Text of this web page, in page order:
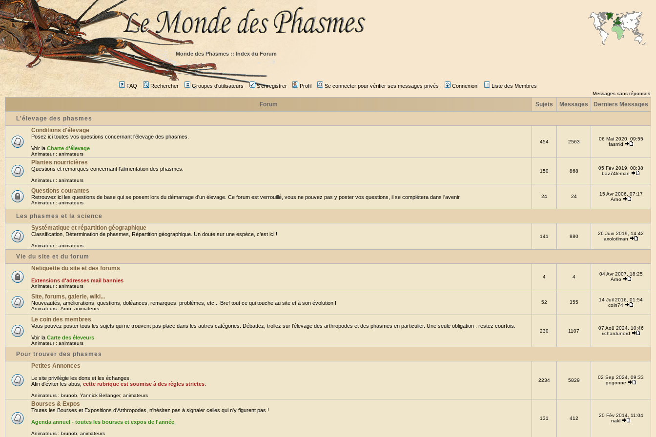
Monde des Phasmes :: Index du Forum
FAQ Rechercher Groupes d'utilisateurs S'enregistrer Profil Se connecter pour vérifier ses messages privés Connexion Liste des Membres
Messages sans réponses
Forum Sujets Messages Derniers Messages
L'élevage des phasmes
Conditions d'élevage
Posez ici toutes vos questions concernant l'élevage des phasmes.
Voir la Charte d'élevage
Animateur : animateurs
454 2563
06 Mai 2020, 09:55
fasmid
Plantes nourricières
Questions et remarques concernant l'alimentation des phasmes.
Animateur : animateurs
150 868
05 Fév 2019, 08:38
baz74leman
Questions courantes
Retrouvez ici les questions de base qui se posent lors du démarrage d'un élevage. Ce forum est verrouillé, vous ne pouvez pas y poster vos questions, il se complétera dans l'avenir.
Animateur : animateurs
24 24
15 Avr 2006, 07:17
Arno
Les phasmes et la science
Systématique et répartition géographique
Classification, Détermination de phasmes, Répartition géographique. Un doute sur une espèce, c'est ici !
Animateur : animateurs
141 880
26 Juin 2019, 14:42
axolotlman
Vie du site et du forum
Netiquette du site et des forums
Extensions d'adresses mail bannies
Animateur : animateurs
4 4
04 Avr 2007, 18:25
Arno
Site, forums, galerie, wiki...
Nouveautés, améliorations, questions, doléances, remarques, problèmes, etc... Bref tout ce qui touche au site et à son évolution !
Animateurs : Arno animateurs
52 355
14 Juil 2016, 01:54
coin74
Le coin des membres
Vous pouvez poster tous les sujets qui ne trouvent pas place dans les autres catégories. Débattez, trollez sur l'élevage des arthropodes et des phasmes en particulier. Une seule obligation : restez courtois.
Voir la Carte des éleveurs
Animateur : animateurs
230 1107
07 Aoû 2024, 10:46
richardunord
Pour trouver des phasmes
Petites Annonces
Le site privilègie les dons et les échanges.
Afin d'éviter les abus, cette rubrique est soumise à des règles strictes
Animateurs : brunob Yannick Bellanger, animateurs
2234 5829
02 Sep 2024, 09:33
gogonne
Bourses & Expos
Toutes les Bourses et Expositions d'Arthropodes, n'hésitez pas à signaler celles qui n'y figurent pas !
Agenda annuel - toutes les bourses et expos de l'année
Animateurs : brunob animateurs
131 412
20 Fév 2014, 11:04
nakl